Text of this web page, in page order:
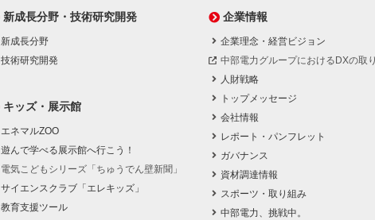
新成長分野・技術研究開発
新成長分野
技術研究開発
キッズ・展示館
エネマルZOO
遊んで学べる展示館へ行こう！
電気こどもシリーズ「ちゅうでん壁新聞」
サイエンスクラブ「エレキッズ」
教育支援ツール
企業情報
企業理念・経営ビジョン
中部電力グループにおけるDXの取
人財戦略
トップメッセージ
会社情報
レポート・パンフレット
ガバナンス
資材調達情報
スポーツ・取り組み
中部電力、挑戦中。